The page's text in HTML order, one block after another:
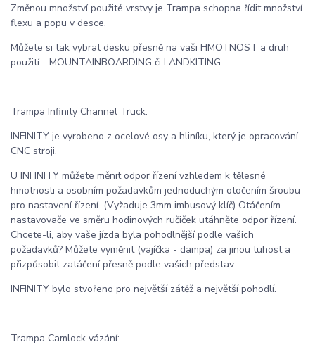
Změnou množství použité vrstvy je Trampa schopna řídit množství
flexu a popu v desce.
Můžete si tak vybrat desku přesně na vaši HMOTNOST a druh
použití - MOUNTAINBOARDING či LANDKITING.
Trampa Infinity Channel Truck:
INFINITY je vyrobeno z ocelové osy a hliníku, který je opracování
CNC stroji.
U INFINITY můžete měnit odpor řízení vzhledem k tělesné
hmotnosti a osobním požadavkům jednoduchým otočením šroubu
pro nastavení řízení. (Vyžaduje 3mm imbusový klíč) Otáčením
nastavovače ve směru hodinových ručiček utáhněte odpor řízení.
Chcete-li, aby vaše jízda byla pohodlnější podle vašich
požadavků? Můžete vyměnit (vajíčka - dampa) za jinou tuhost a
přizpůsobit zatáčení přesně podle vašich představ.
INFINITY bylo stvořeno pro největší zátěž a největší pohodlí.
Trampa Camlock vázání: